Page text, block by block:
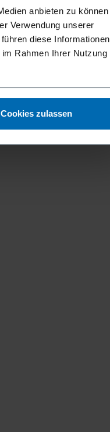
anbieten zu können
Verwendung unserer
diese Informationen
Rahmen Ihrer Nutzung
Cookies zulassen